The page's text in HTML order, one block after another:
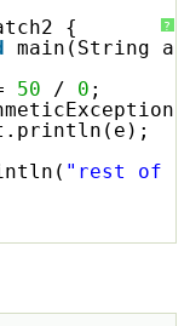
?
{
main(String
50 / 0 ;
"rest of